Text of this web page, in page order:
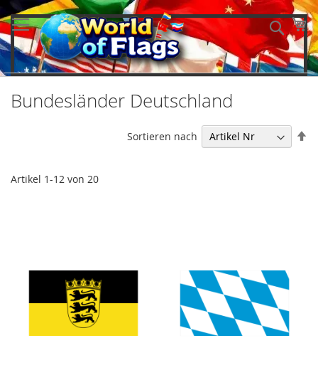
Direkt
zum
Inhalt
Bundesländer Deutschland
Artikel 1-12 von 20
Sortieren nach